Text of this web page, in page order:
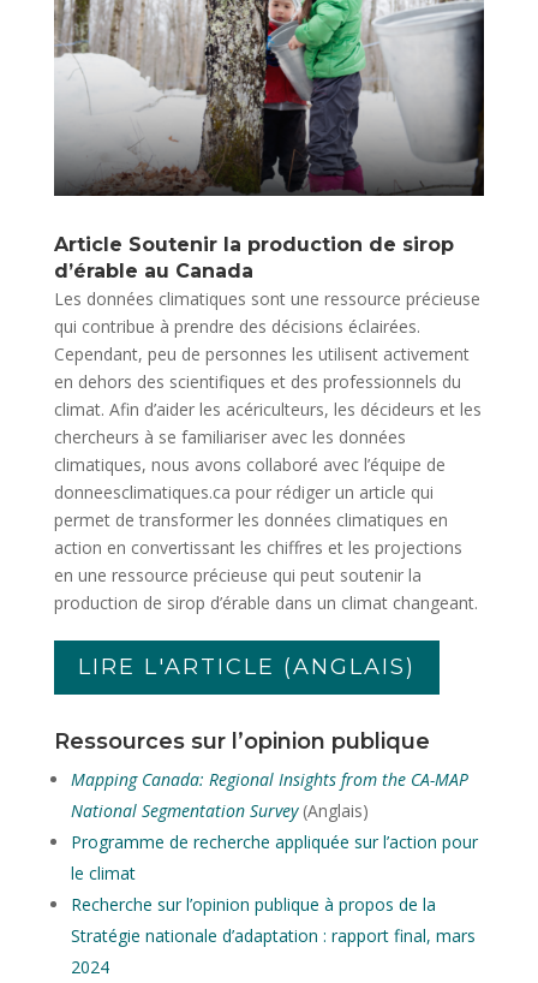
Article Soutenir la production de sirop
d’érable au Canada
Les données climatiques sont une ressource précieuse
qui contribue à prendre des décisions éclairées.
Cependant, peu de personnes les utilisent activement
en dehors des scientifiques et des professionnels du
climat. Afin d’aider les acériculteurs, les décideurs et les
chercheurs à se familiariser avec les données
climatiques, nous avons collaboré avec l’équipe de
donneesclimatiques.ca pour rédiger un article qui
permet de transformer les données climatiques en
action en convertissant les chiffres et les projections
en une ressource précieuse qui peut soutenir la
production de sirop d’érable dans un climat changeant.
LIRE L'ARTICLE (ANGLAIS)
Ressources sur l’opinion publique
Mapping Canada: Regional Insights from the CA-MAP
National Segmentation Survey(Anglais)
Programme de recherche appliquée sur l’action pour
le climat
Recherche sur l’opinion publique à propos de la
Stratégie nationale d’adaptation : rapport final, mars
2024